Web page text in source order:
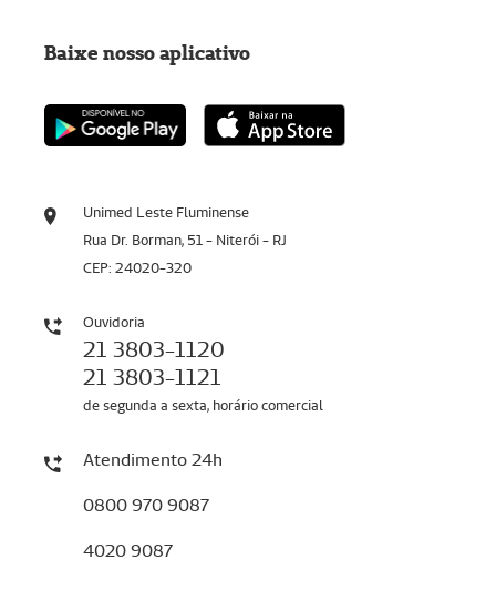
Unimed Leste Fluminense
Rua Dr. Borman, 51 - Niterói - RJ
CEP: 24020-320
Ouvidoria
21 3803-1120
21 3803-1121
de segunda a sexta, horário comercial
Atendimento 24h
0800 970 9087
4020 9087
Baixe nosso aplicativo